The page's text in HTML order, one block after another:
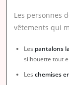
Les personnes
vêtements qui
Les pantalons
silhouette tout
Les chemises